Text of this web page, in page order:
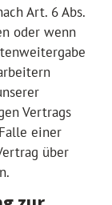
Art. 6 Abs.
oder wenn
Vertrags
einer
über